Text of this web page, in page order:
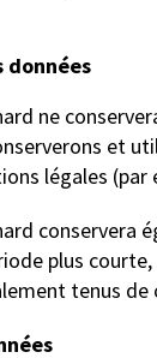
données
ne
et
légales
conservera
plus
tenus